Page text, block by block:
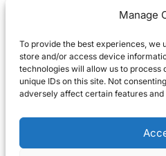
Manage
To provide the best experiences, we
store and/or access device
technologies will allow us to process
unique IDs on this site. Not
adversely affect certain features and